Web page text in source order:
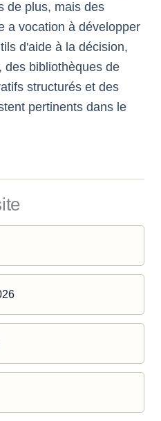
de plus, mais des
a vocation à développer
d'aide à la décision,
des bibliothèques de
structurés et des
pertinents dans le